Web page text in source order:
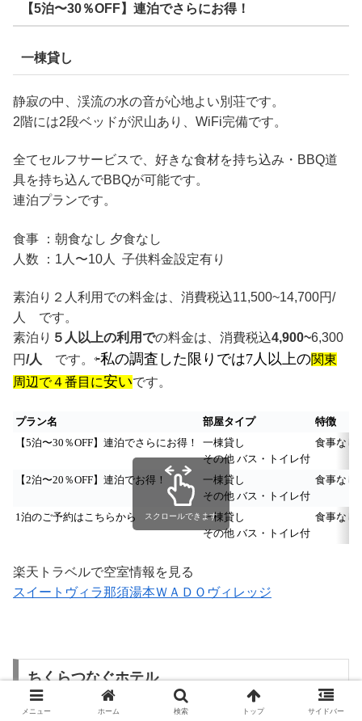
【5泊〜30％OFF】連泊でさらにお得！
一棟貸し
静寂の中、渓流の水の音が心地よい別荘です。
2階には2段ベッドが沢山あり、WiFi完備です。
全てセルフサービスで、好きな食材を持ち込み・BBQ道
具を持ち込んでBBQが可能です。
連泊プランです。
食事 ：朝食なし 夕食なし
人数 ：1人〜10人 子供料金設定有り
素泊り２人利用での料金は、消費税込11,500~14,700円/
人 です。
素泊り ５人以上の利用での料金は、消費税込4,900~6,300
円/人 です。⇦私の調査した限りでは7人以上の関東
周辺で４番目に安いです。
プラン名 部屋タイプ
特徴
【5泊〜30％OFF】連泊でさらにお得！
一棟貸し
その他 バス・トイレ付
食事なし
【2泊〜20％OFF】連泊でお得！
一棟貸し
その他 バス・トイレ付
食事なし
1泊のご予約はこちらから
一棟貸し
その他 バス・トイレ付
食事なし
スクロールできます
楽天トラベルで空室情報を見る
スイートヴィラ那須湯本ＷＡＤＯヴィレッジ
ちくらつなぐホテル
メニュー ホーム 検索 トップ サイドバー